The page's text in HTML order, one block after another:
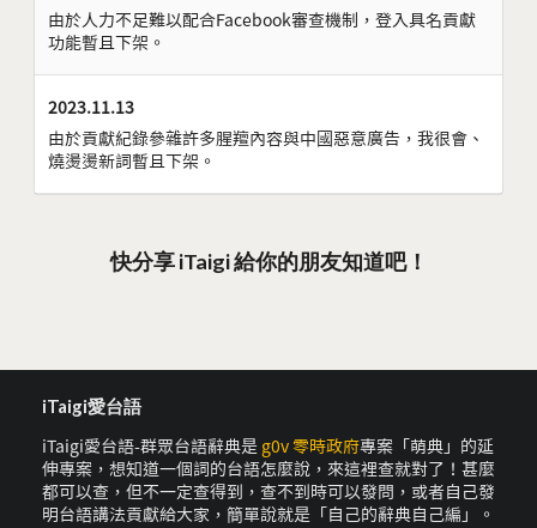
由於人力不足難以配合Facebook審查機制，登入具名貢獻
功能暫且下架。
2023.11.13
由於貢獻紀錄參雜許多腥羶內容與中國惡意廣告，我很會、
燒燙燙新詞暫且下架。
快分享 iTaigi 給你的朋友知道吧！
iTaigi愛台語
iTaigi愛台語-群眾台語辭典是 g0v 零時政府專案「萌典」的延
伸專案，想知道一個詞的台語怎麼說，來這裡查就對了！甚麼
都可以查，但不一定查得到，查不到時可以發問，或者自己發
明台語講法貢獻給大家，簡單說就是「自己的辭典自己編」。